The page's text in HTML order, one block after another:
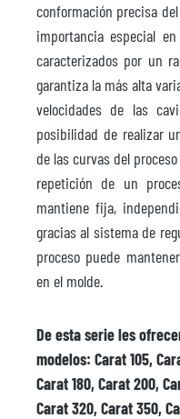
conformación precisa
importancia especial
caracterizados por un
garantiza la más alta
velocidades de las
posibilidad de realizar
de las curvas del
repetición de un
mantiene fija,
gracias al sistema de
proceso puede
en el molde.
De esta serie les
modelos: Carat 105,
Carat 180, Carat 200,
Carat 320, Carat 350,